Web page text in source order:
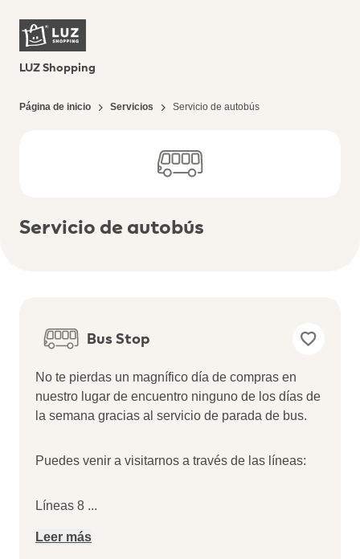
LUZ Shopping
Página de inicio Servicios Servicio de autobús
Servicio de autobús
Bus Stop
No te pierdas un magnífico día de compras en
nuestro lugar de encuentro ninguno de los días de
la semana gracias al servicio de parada de bus.
Puedes venir a visitarnos a través de las líneas:
Líneas 8 ...
Leer más